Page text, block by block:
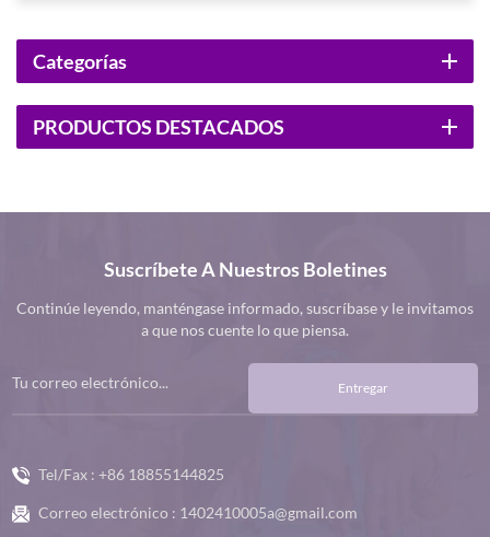
Categorías
PRODUCTOS DESTACADOS
Suscríbete A Nuestros Boletines
Continúe leyendo, manténgase informado, suscríbase y le invitamos
a que nos cuente lo que piensa.
Entregar
Tel/Fax : +86 18855144825
Correo electrónico : 1402410005a@gmail.com